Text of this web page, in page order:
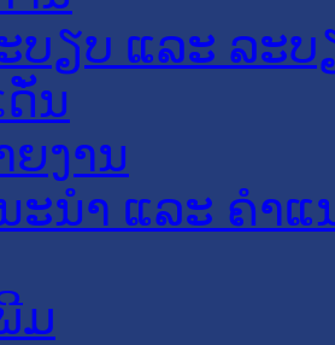
ບຽບ ແລະ ລະບ
ດັ່ນ
ຍງານ
ະນໍາ ແລະ ຄໍາແ
ມ